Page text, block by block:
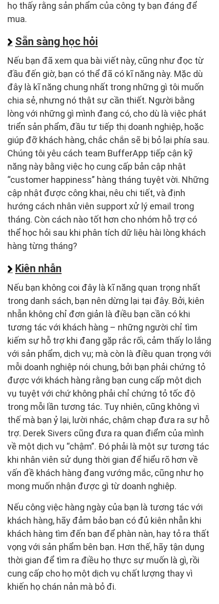
họ thấy rằng sản phẩm của công ty bạn đáng để
mua.
Sẵn sàng học hỏi
Nếu bạn đã xem qua bài viết này, cũng như đọc từ
đầu đến giờ, bạn có thể đã có kĩ năng này. Mặc dù
đây là kĩ năng chung nhất trong những gì tôi muốn
chia sẻ, nhưng nó thật sự cần thiết. Người bằng
lòng với những gì mình đang có, cho dù là việc phát
triển sản phẩm, đầu tư tiếp thị doanh nghiệp, hoặc
giúp đỡ khách hàng, chắc chắn sẽ bị bỏ lại phía sau.
Chúng tôi yêu cách team BufferApp tiếp cận kỹ
năng này bằng việc họ cung cấp bản cập nhật
“customer happiness” hàng tháng tuyệt vời. Những
cập nhật được công khai, nêu chi tiết, và định
hướng cách nhân viên support xử lý email trong
tháng. Còn cách nào tốt hơn cho nhóm hỗ trợ có
thể học hỏi sau khi phân tích dữ liệu hài lòng khách
hàng từng tháng?
Kiên nhẫn
Nếu bạn không coi đây là kĩ năng quan trọng nhất
trong danh sách, bạn nên dừng lại tại đây. Bởi, kiên
nhẫn không chỉ đơn giản là điều bạn cần có khi
tương tác với khách hàng – những người chỉ tìm
kiếm sự hỗ trợ khi đang gặp rắc rối, cảm thấy lo lắng
với sản phẩm, dịch vụ; mà còn là điều quan trọng với
mỗi doanh nghiệp nói chung, bởi bạn phải chứng tỏ
được với khách hàng rằng bạn cung cấp một dịch
vụ tuyệt với chứ không phải chỉ chứng tỏ tốc độ
trong mỗi lần tương tác. Tuy nhiên, cũng không vì
thế mà bạn ỷ lại, lười nhác, chậm chạp đưa ra sự hỗ
trợ. Derek Sivers cũng đưa ra quan điểm của mình
về một dịch vụ “chậm”. Đó phải là một sự tương tác
khi nhân viên sử dụng thời gian để hiểu rõ hơn về
vấn đề khách hàng đang vướng mắc, cũng như họ
mong muốn nhận được gì từ doanh nghiệp.
Nếu công việc hàng ngày của bạn là tương tác với
khách hàng, hãy đảm bảo bạn có đủ kiên nhẫn khi
khách hàng tìm đến bạn để phàn nàn, hay tỏ ra thất
vọng với sản phẩm bên bạn. Hơn thế, hãy tận dụng
thời gian để tìm ra điều họ thực sự muốn là gì, rồi
cung cấp cho họ một dịch vụ chất lượng thay vì
khiến họ chán nản mà bỏ đi.